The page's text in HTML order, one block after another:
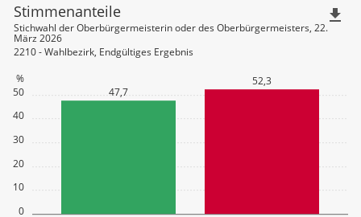
0
10
20
30
40
50
%
47,7
52,3
Stimmenanteile
Stichwahl der Oberbürgermeisterin oder des Oberbürgermeisters, 22.
März 2026
2210 - Wahlbezirk, Endgültiges Ergebnis
file_download